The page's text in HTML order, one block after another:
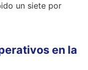
un siete por
en la